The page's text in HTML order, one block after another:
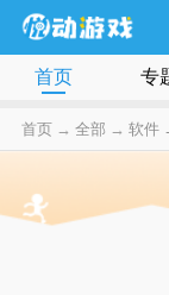
首页 专
首页→ 全部 → 软件